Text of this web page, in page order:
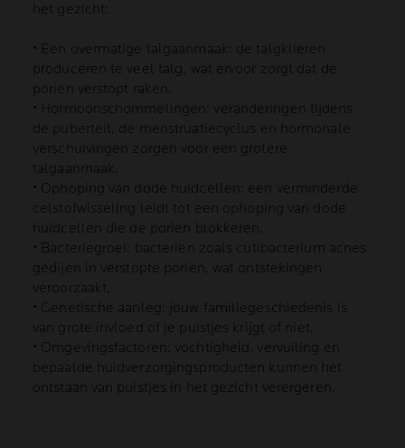
het gezicht:
• Een overmatige talgaanmaak: de talgklieren
produceren te veel talg, wat ervoor zorgt dat de
poriën verstopt raken,
• Hormoonschommelingen: veranderingen tijdens
de puberteit, de menstruatiecyclus en hormonale
verschuivingen zorgen voor een grotere
talgaanmaak,
• Ophoping van dode huidcellen: een verminderde
celstofwisseling leidt tot een ophoping van dode
huidcellen die de poriën blokkeren,
• Bacteriegroei: bacteriën zoals cutibacterium acnes
gedijen in verstopte poriën, wat ontstekingen
veroorzaakt,
• Genetische aanleg: jouw familiegeschiedenis is
van grote invloed of je puistjes krijgt of niet,
• Omgevingsfactoren: vochtigheid, vervuiling en
bepaalde huidverzorgingsproducten kunnen het
ontstaan van puistjes in het gezicht verergeren.